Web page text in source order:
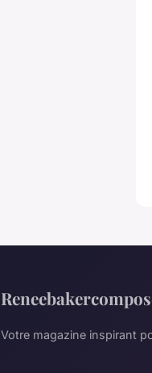
Votre magazine inspirant